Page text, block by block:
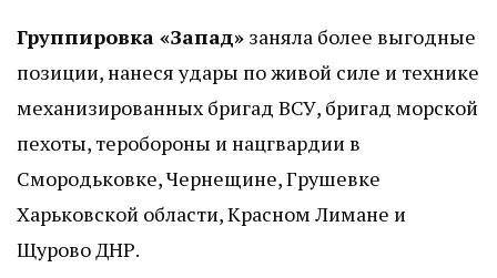
Группировка «Запад» заняла более выгодные
позиции, нанеся удары по живой силе и технике
механизированных бригад ВСУ, бригад морской
пехоты, теробороны и нацгвардии в
Смородьковке, Чернещине, Грушевке
Харьковской области, Красном Лимане и
Щурово ДНР.